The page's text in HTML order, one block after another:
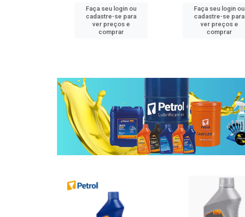
Faça seu login ou
cadastre-se para
ver preços e
comprar
Faça seu login ou
cadastre-se para
ver preços e
comprar